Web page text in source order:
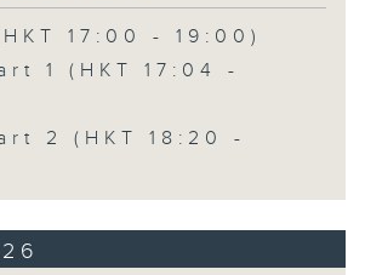
17:00 - 19:00)
1 (HKT 17:04 -
2 (HKT 18:20 -